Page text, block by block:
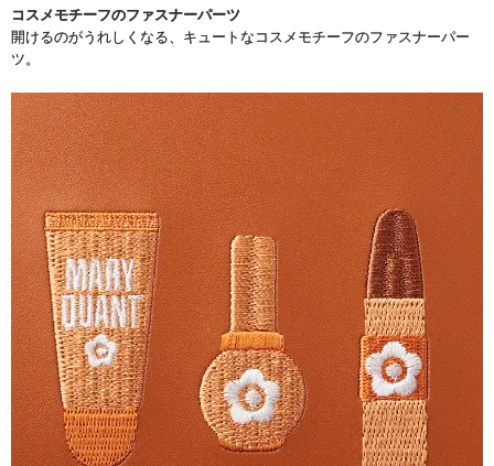
コスメモチーフのファスナーパーツ
開けるのがうれしくなる、キュートなコスメモチーフのファスナーパー
ツ。